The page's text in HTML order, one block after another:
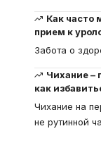
Как часто
прием к
Забота о
Чихание –
как
Чихание на
не рутинной